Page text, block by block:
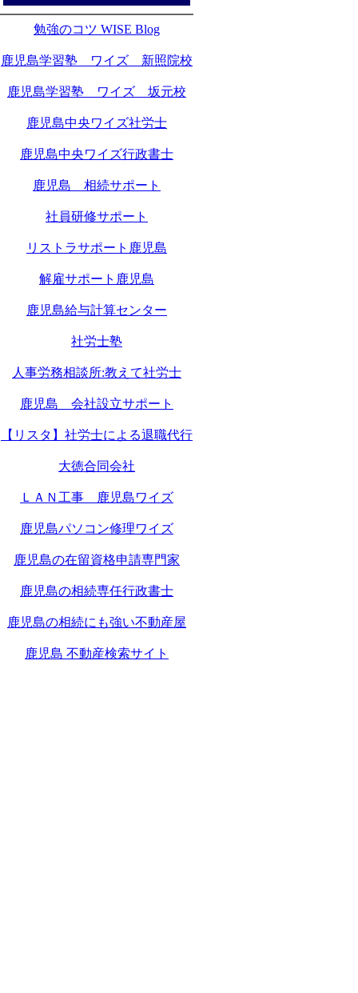
勉強のコツ WISE Blog
鹿児島学習塾 ワイズ 新照院校
鹿児島学習塾 ワイズ 坂元校
鹿児島中央ワイズ社労士
鹿児島中央ワイズ行政書士
鹿児島 相続サポート
社員研修サポート
リストラサポート鹿児島
解雇サポート鹿児島
鹿児島給与計算センター
社労士塾
人事労務相談所:教えて社労士
鹿児島 会社設立サポート
【リスタ】社労士による退職代行
大徳合同会社
ＬＡＮ工事 鹿児島ワイズ
鹿児島パソコン修理ワイズ
鹿児島の在留資格申請専門家
鹿児島の相続専任行政書士
鹿児島の相続にも強い不動産屋
鹿児島 不動産検索サイト